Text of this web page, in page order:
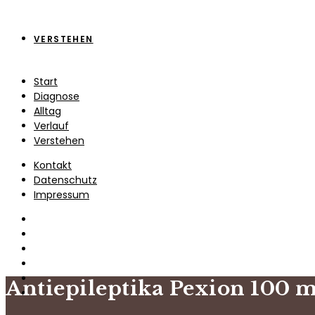
VERSTEHEN
Start
Diagnose
Alltag
Verlauf
Verstehen
Kontakt
Datenschutz
Impressum
Antiepileptika Pexion 100